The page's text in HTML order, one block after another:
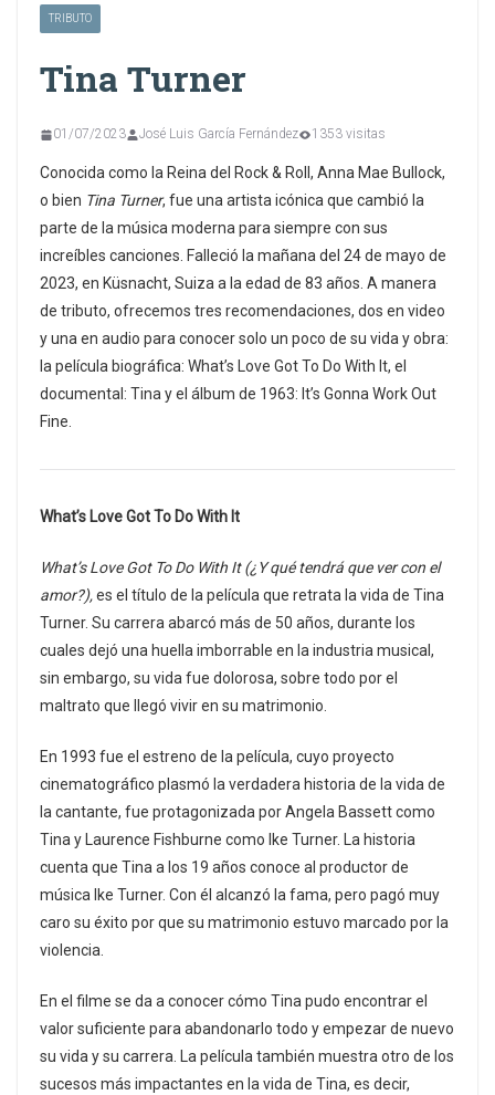
TRIBUTO
Tina Turner
01/07/2023 José Luis García Fernández 1353 visitas
Conocida como la Reina del Rock & Roll, Anna Mae Bullock,
o bien Tina Turner, fue una artista icónica que cambió la
parte de la música moderna para siempre con sus
increíbles canciones. Falleció la mañana del 24 de mayo de
2023, en Küsnacht, Suiza a la edad de 83 años. A manera
de tributo, ofrecemos tres recomendaciones, dos en video
y una en audio para conocer solo un poco de su vida y obra:
la película biográfica: What’s Love Got To Do With It, el
documental: Tina y el álbum de 1963: It’s Gonna Work Out
Fine.
What’s Love Got To Do With It
What’s Love Got To Do With It (¿Y qué tendrá que ver con el
amor?),es el título de la película que retrata la vida de Tina
Turner. Su carrera abarcó más de 50 años, durante los
cuales dejó una huella imborrable en la industria musical,
sin embargo, su vida fue dolorosa, sobre todo por el
maltrato que llegó vivir en su matrimonio.
En 1993 fue el estreno de la película, cuyo proyecto
cinematográfico plasmó la verdadera historia de la vida de
la cantante, fue protagonizada por Angela Bassett como
Tina y Laurence Fishburne como Ike Turner. La historia
cuenta que Tina a los 19 años conoce al productor de
música Ike Turner. Con él alcanzó la fama, pero pagó muy
caro su éxito por que su matrimonio estuvo marcado por la
violencia.
En el filme se da a conocer cómo Tina pudo encontrar el
valor suficiente para abandonarlo todo y empezar de nuevo
su vida y su carrera. La película también muestra otro de los
sucesos más impactantes en la vida de Tina, es decir,